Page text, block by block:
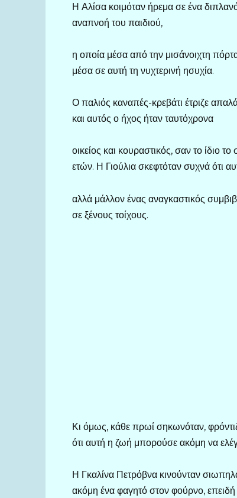
Η Αλίσα κοιμόταν ήρεμα σε ένα
αναπνοή του παιδιού,
η οποία μέσα από την μισάνοιχτη
μέσα σε αυτή τη νυχτερινή ησυχία.
Ο παλιός καναπές-κρεβάτι έτριζε
και αυτός ο ήχος ήταν ταυτόχρονα
οικείος και κουραστικός, σαν το ίδιο
ετών. Η Γιούλια σκεφτόταν συχνά ότι
αλλά μάλλον ένας αναγκαστικός
σε ξένους τοίχους.
Κι όμως, κάθε πρωί σηκωνόταν,
ότι αυτή η ζωή μπορούσε ακόμη να
Η Γκαλίνα Πετρόβνα κινούνταν
ακόμη ένα φαγητό στον φούρνο, επειδή